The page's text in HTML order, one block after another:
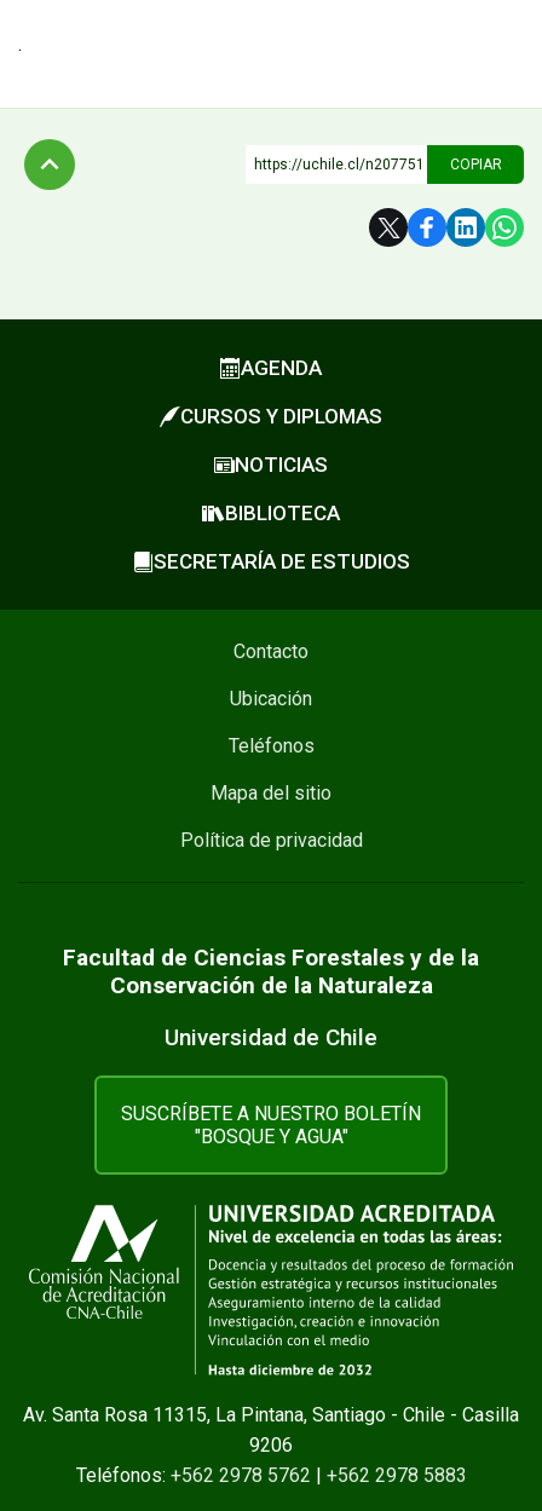
.
https://uchile.cl/n207751 COPIAR
AGENDA
CURSOS Y DIPLOMAS
NOTICIAS
BIBLIOTECA
SECRETARÍA DE ESTUDIOS
Contacto
Ubicación
Teléfonos
Mapa del sitio
Política de privacidad
Facultad de Ciencias Forestales y de la
Conservación de la Naturaleza
Universidad de Chile
SUSCRÍBETE A NUESTRO BOLETÍN
"BOSQUE Y AGUA"
Av. Santa Rosa 11315, La Pintana, Santiago - Chile - Casilla
9206
Teléfonos: +562 2978 5762 +562 2978 5883